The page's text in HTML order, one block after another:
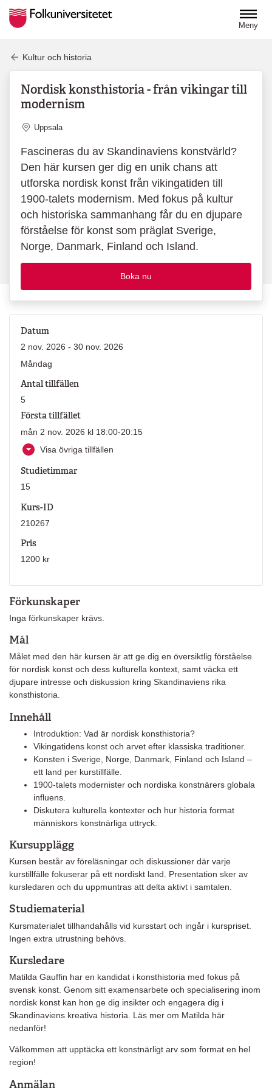
Meny
Kultur och historia
Nordisk konsthistoria - från vikingar till
modernism
Plats
Uppsala
Fascineras du av Skandinaviens konstvärld?
Den här kursen ger dig en unik chans att
utforska nordisk konst från vikingatiden till
1900-talets modernism. Med fokus på kultur
och historiska sammanhang får du en djupare
förståelse för konst som präglat Sverige,
Norge, Danmark, Finland och Island.
Boka nu
Förkunskaper
Inga förkunskaper krävs.
Mål
Målet med den här kursen är att ge dig en översiktlig förståelse
för nordisk konst och dess kulturella kontext, samt väcka ett
djupare intresse och diskussion kring Skandinaviens rika
konsthistoria.
Innehåll
Introduktion: Vad är nordisk konsthistoria?
Vikingatidens konst och arvet efter klassiska traditioner.
Konsten i Sverige, Norge, Danmark, Finland och Island –
ett land per kurstillfälle.
1900-talets modernister och nordiska konstnärers globala
influens.
Diskutera kulturella kontexter och hur historia format
människors konstnärliga uttryck.
Kursupplägg
Kursen består av föreläsningar och diskussioner där varje
kurstillfälle fokuserar på ett nordiskt land. Presentation sker av
kursledaren och du uppmuntras att delta aktivt i samtalen.
Studiematerial
Kursmaterialet tillhandahålls vid kursstart och ingår i kurspriset.
Ingen extra utrustning behövs.
Kursledare
Matilda Gauffin har en kandidat i konsthistoria med fokus på
svensk konst. Genom sitt examensarbete och specialisering inom
nordisk konst kan hon ge dig insikter och engagera dig i
Skandinaviens kreativa historia. Läs mer om Matilda här
nedanför!
Välkommen att upptäcka ett konstnärligt arv som format en hel
region!
Anmälan
Datum
2 nov. 2026 - 30 nov. 2026
Måndag
Antal tillfällen
5
Första tillfället
mån 2 nov. 2026 kl 18:00-20:15
Visa övriga tillfällen
Studietimmar
15
Kurs-ID
210267
Pris
1200 kr